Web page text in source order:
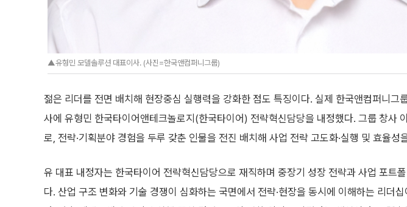
▲유형민 모델솔루션 대표이사. (사진=한국앤컴퍼니그룹)
젊은 리더를 전면 배치해 현장중심 실행력을 강화한 점도 특징이다. 실제 한국앤컴퍼니그
사에 유형민 한국타이어앤테크놀로지(한국타이어) 전략혁신담당을 내정했다. 그룹 창사
로, 전략·기획분야 경험을 두루 갖춘 인물을 전진 배치해 사업 전략 고도화·실행 및 효율성
유 대표 내정자는 한국타이어 전략혁신담당으로 재직하며 중장기 성장 전략과 사업 포트
다. 산업 구조 변화와 기술 경쟁이 심화하는 국면에서 전략·현장을 동시에 이해하는 리더